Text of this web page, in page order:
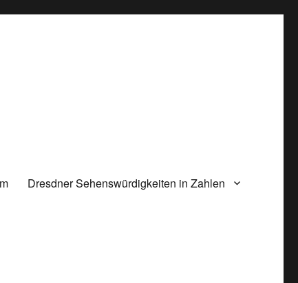
Dresdner Sehenswürdigkeiten in Zahlen